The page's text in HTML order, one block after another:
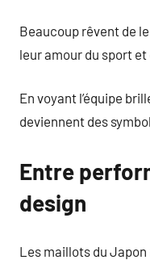
Beaucoup rêvent de
leur amour du sport et
En voyant l’équipe
deviennent des
Entre
design
Les maillots du Japon